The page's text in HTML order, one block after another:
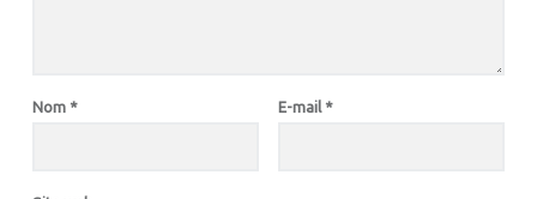
Nom * E-mail *